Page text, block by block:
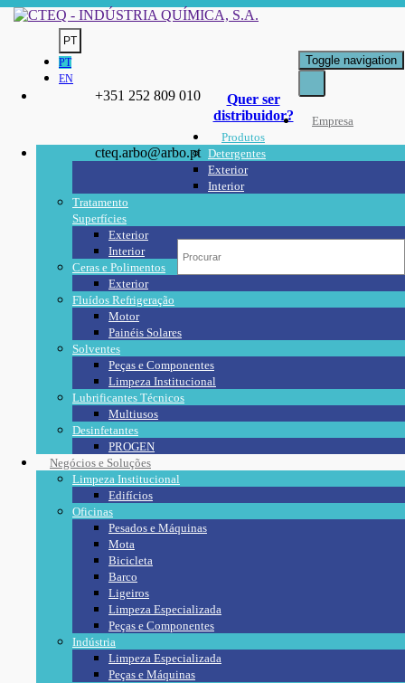
+351 252 809 010
cteq.arbo@arbo.pt
Quer ser
distribuidor?
PT
PT
EN
Toggle navigation
Empresa
Produtos
Detergentes
Exterior
Interior
Tratamento
Superfícies
Exterior
Interior
Ceras e Polimentos
Exterior
Fluídos Refrigeração
Motor
Painéis Solares
Solventes
Peças e Componentes
Limpeza Institucional
Lubrificantes Técnicos
Multiusos
Desinfetantes
PROGEN
Negócios e Soluções
Limpeza Institucional
Edifícios
Oficinas
Pesados e Máquinas
Mota
Bicicleta
Barco
Ligeiros
Limpeza Especializada
Peças e Componentes
Indústria
Limpeza Especializada
Peças e Máquinas